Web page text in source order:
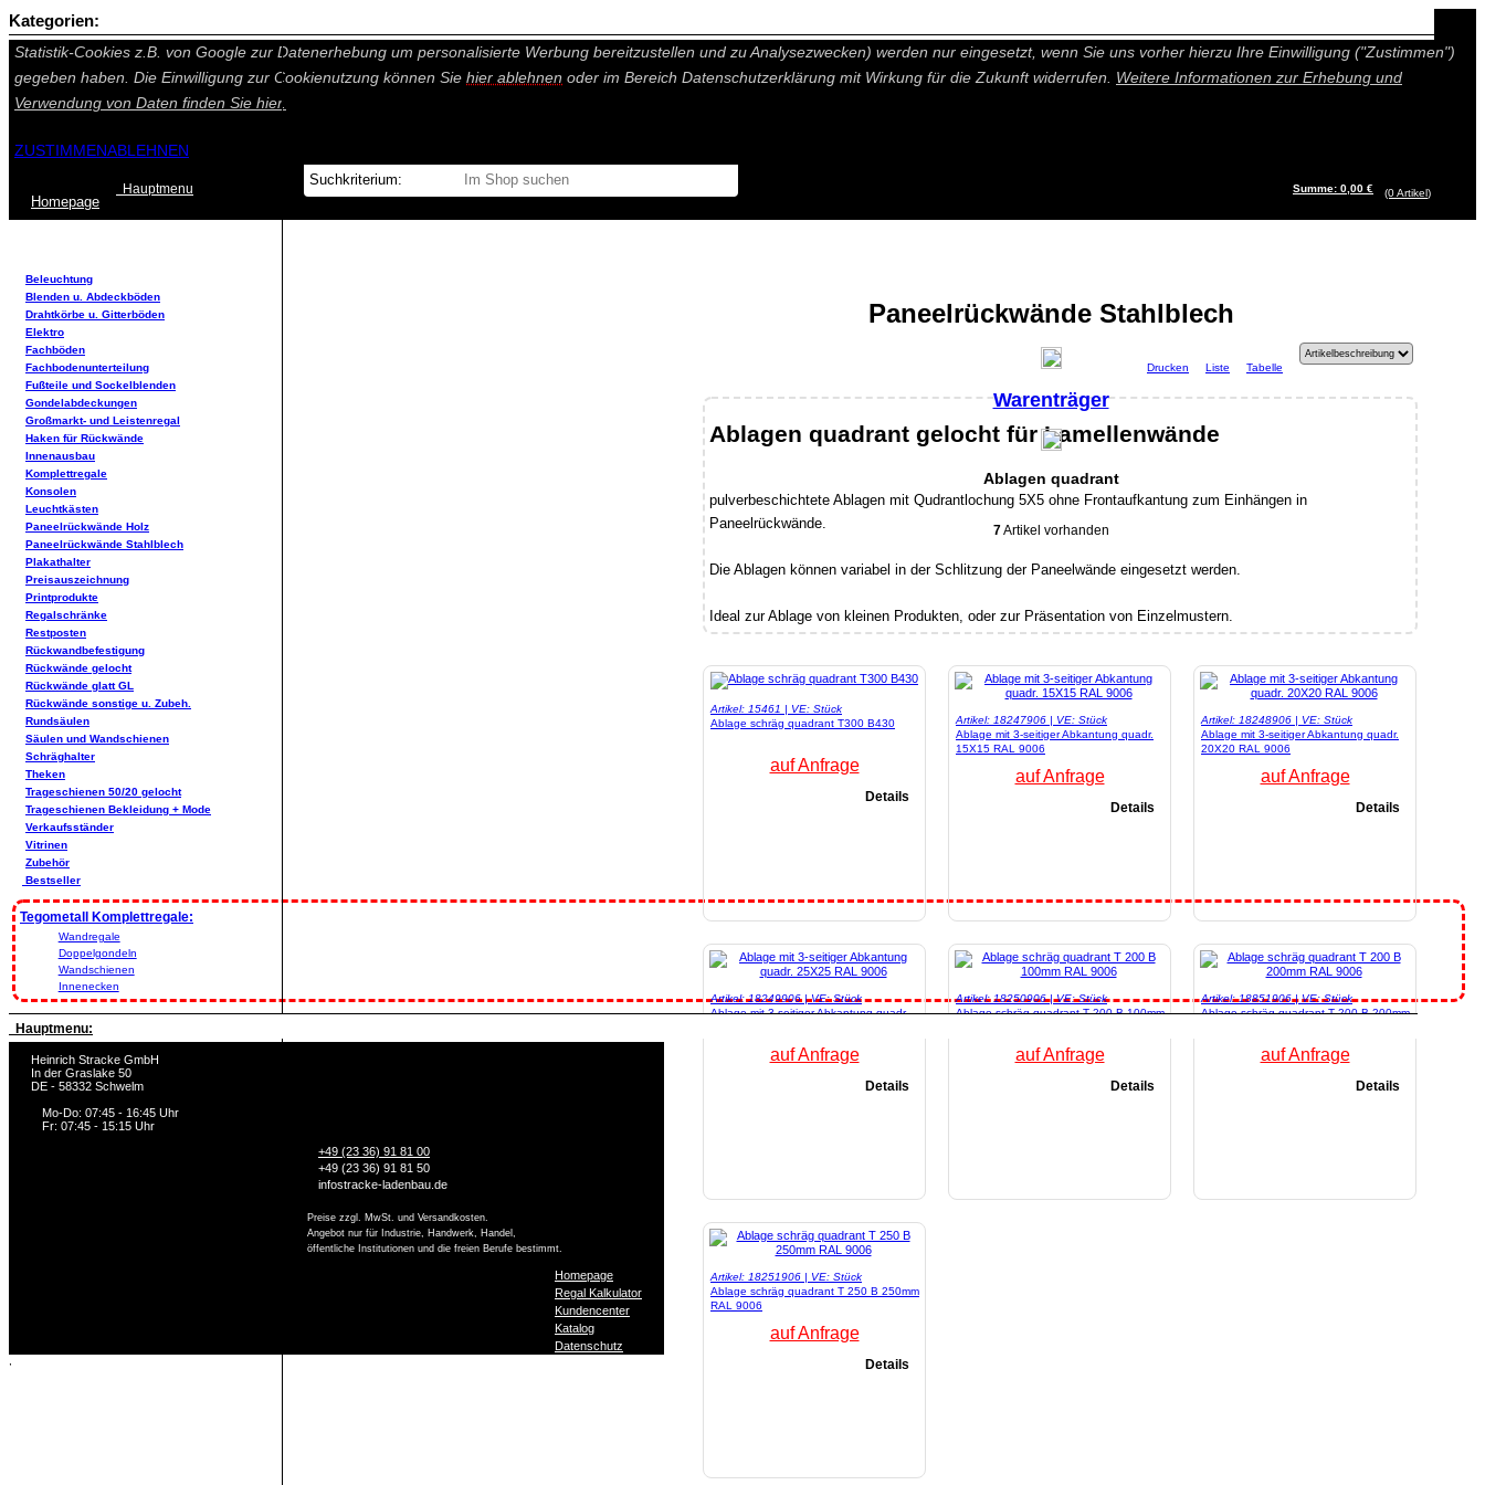
Auf dieser Seite werden technisch notwendige Cookies gesetzt. Technisch nicht notwendige Cookies und Statistik Funktionen, die Ihnen ein besseres und individuelleres Angebot bieten (Marketing- und
Statistik-Cookies z.B. von Google zur Datenerhebung um personalisierte Werbung bereitzustellen und zu Analysezwecken) werden nur eingesetzt, wenn Sie uns vorher hierzu Ihre Einwilligung ("Zustimmen")
gegeben haben. Die Einwilligung zur Cookienutzung können Sie hier ablehnen oder im Bereich Datenschutzerklärung mit Wirkung für die Zukunft widerrufen. Weitere Informationen zur Erhebung und
Verwendung von Daten finden Sie hier.
ZUSTIMMENABLEHNEN
Homepage
Hauptmenu Summe: 0,00 € (0Artikel)
Paneelrückwände Stahlblech
Warenträger
Ablagen quadrant
7Artikel vorhanden
Drucken Liste Tabelle
Ablagen quadrant gelocht für Lamellenwände
pulverbeschichtete Ablagen mit Qudrantlochung 5X5 ohne Frontaufkantung zum Einhängen in
Paneelrückwände.
Die Ablagen können variabel in der Schlitzung der Paneelwände eingesetzt werden.
Ideal zur Ablage von kleinen Produkten, oder zur Präsentation von Einzelmustern.
Artikel: 15461 | VE: Stück
Ablage schräg quadrant T300 B430
auf Anfrage
Details
Artikel: 18247906 | VE: Stück
Ablage mit 3-seitiger Abkantung quadr.
15X15 RAL 9006
auf Anfrage
Details
Artikel: 18248906 | VE: Stück
Ablage mit 3-seitiger Abkantung quadr.
20X20 RAL 9006
auf Anfrage
Details
Artikel: 18249906 | VE: Stück
Ablage mit 3-seitiger Abkantung quadr.
auf Anfrage
Details
Artikel: 18250906 | VE: Stück
Ablage schräg quadrant T 200 B 100mm
auf Anfrage
Details
Artikel: 18851906 | VE: Stück
Ablage schräg quadrant T 200 B 200mm
auf Anfrage
Details
Artikel: 18251906 | VE: Stück
Ablage schräg quadrant T 250 B 250mm
RAL 9006
auf Anfrage
Details
Kategorien:
Beleuchtung
Blenden u. Abdeckböden
Drahtkörbe u. Gitterböden
Elektro
Fachböden
Fachbodenunterteilung
Fußteile und Sockelblenden
Gondelabdeckungen
Großmarkt- und Leistenregal
Haken für Rückwände
Innenausbau
Komplettregale
Konsolen
Leuchtkästen
Paneelrückwände Holz
Paneelrückwände Stahlblech
Plakathalter
Preisauszeichnung
Printprodukte
Regalschränke
Restposten
Rückwandbefestigung
Rückwände gelocht
Rückwände glatt GL
Rückwände sonstige u. Zubeh.
Rundsäulen
Säulen und Wandschienen
Schräghalter
Theken
Trageschienen 50/20 gelocht
Trageschienen Bekleidung + Mode
Verkaufsständer
Vitrinen
Zubehör
Bestseller
Tegometall Komplettregale:
Wandregale
Doppelgondeln
Wandschienen
Innenecken
Hauptmenu:
Heinrich Stracke GmbH
In der Graslake 50
DE - 58332 Schwelm
Mo-Do: 07:45 - 16:45 Uhr
Fr: 07:45 - 15:15 Uhr
+49 (23 36) 91 81 00
+49 (23 36) 91 81 50
infostracke-ladenbau.de
Preise zzgl. MwSt. und Versandkosten.
Angebot nur für Industrie, Handwerk, Handel,
öffentliche Institutionen und die freien Berufe bestimmt.
Homepage
Regal Kalkulator
Kundencenter
Katalog
Datenschutz